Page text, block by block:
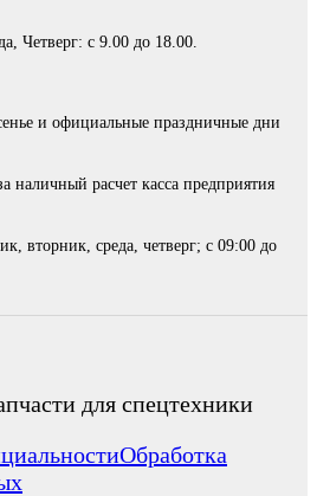
Четверг: с 9.00 до 18.00.
и официальные праздничные дни
наличный расчет касса предприятия
вторник, среда, четверг; с 09:00 до
для спецтехники
Обработка